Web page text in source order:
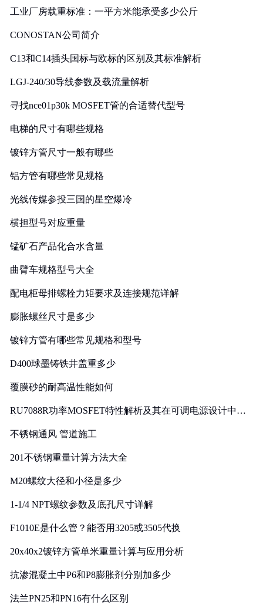
工业厂房载重标准：一平方米能承受多少公斤
CONOSTAN公司简介
C13和C14插头国标与欧标的区别及其标准解析
LGJ-240/30导线参数及载流量解析
寻找nce01p30k MOSFET管的合适替代型号
电梯的尺寸有哪些规格
镀锌方管尺寸一般有哪些
铝方管有哪些常见规格
光线传媒参投三国的星空爆冷
横担型号对应重量
锰矿石产品化合水含量
曲臂车规格型号大全
配电柜母排螺栓力矩要求及连接规范详解
膨胀螺丝尺寸是多少
镀锌方管有哪些常见规格和型号
D400球墨铸铁井盖重多少
覆膜砂的耐高温性能如何
RU7088R功率MOSFET特性解析及其在可调电源设计中的
不锈钢通风 管道施工
201不锈钢重量计算方法大全
M20螺纹大径和小径是多少
1-1/4 NPT螺纹参数及底孔尺寸详解
F1010E是什么管？能否用3205或3505代换
20x40x2镀锌方管单米重量计算与应用分析
抗渗混凝土中P6和P8膨胀剂分别加多少
法兰PN25和PN16有什么区别